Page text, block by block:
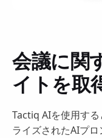
会議に関
イトを取
Tactiq AIを使用す
ライズされたAIプ